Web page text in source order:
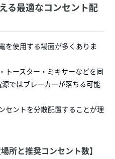
る最適なコンセント配
を使用する場面が多くありま
トースター・ミキサーなどを同
ではブレーカーが落ちる可能
セントを分散配置することが理
所と推奨コンセント数】